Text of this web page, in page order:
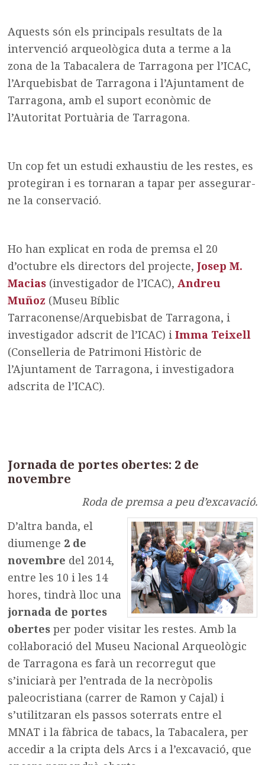
Aquests són els principals resultats de la
intervenció arqueològica duta a terme a la
zona de la Tabacalera de Tarragona per l’ICAC,
l’Arquebisbat de Tarragona i l’Ajuntament de
Tarragona, amb el suport econòmic de
l’Autoritat Portuària de Tarragona.
Un cop fet un estudi exhaustiu de les restes, es
protegiran i es tornaran a tapar per assegurar-
ne la conservació.
Ho han explicat en roda de premsa el 20
d’octubre els directors del projecte,Josep M.
Macias (investigador de l’ICAC),Andreu
Muñoz (Museu Bíblic
Tarraconense/Arquebisbat de Tarragona, i
investigador adscrit de l’ICAC) iImma Teixell
(Conselleria de Patrimoni Històric de
l’Ajuntament de Tarragona, i investigadora
adscrita de l’ICAC).
Jornada de portes obertes: 2 de
novembre
Roda de premsa a peu d’excavació.
D’altra banda, el
diumenge 2 de
novembre del 2014,
entre les 10 i les 14
hores, tindrà lloc una
jornada de portes
obertes per poder visitar les restes. Amb la
col·laboració del Museu Nacional Arqueològic
de Tarragona es farà un recorregut que
s’iniciarà per l’entrada de la necròpolis
paleocristiana (carrer de Ramon y Cajal) i
s’utilitzaran els passos soterrats entre el
MNAT i la fàbrica de tabacs, la Tabacalera, per
accedir a la cripta dels Arcs i a l’excavació, que